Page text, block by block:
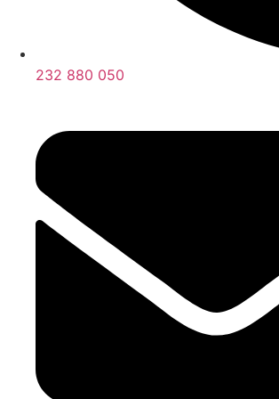
232 880 050